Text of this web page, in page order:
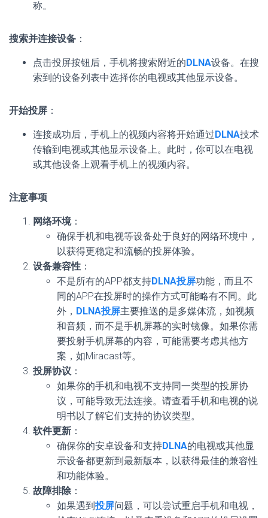
称。
搜索并连接设备 ：
点击投屏按钮后，手机将搜索附近的DLNA设备。在搜
索到的设备列表中选择你的电视或其他显示设备。
开始投屏 ：
连接成功后，手机上的视频内容将开始通过DLNA技术
传输到电视或其他显示设备上。此时，你可以在电视
或其他设备上观看手机上的视频内容。
注意事项
网络环境：
确保手机和电视等设备处于良好的网络环境中，
以获得更稳定和流畅的投屏体验。
设备兼容性 ：
不是所有的APP都支持DLNA投屏功能，而且不
同的APP在投屏时的操作方式可能略有不同。此
外， DLNA投屏主要推送的是多媒体流，如视频
和音频，而不是手机屏幕的实时镜像。如果你需
要投射手机屏幕的内容，可能需要考虑其他方
案，如Miracast等。
投屏协议 ：
如果你的手机和电视不支持同一类型的投屏协
议，可能导致无法连接。请查看手机和电视的说
明书以了解它们支持的协议类型。
软件更新 ：
确保你的安卓设备和支持DLNA的电视或其他显
示设备都更新到最新版本，以获得最佳的兼容性
和功能体验。
故障排除 ：
如果遇到投屏问题，可以尝试重启手机和电视，